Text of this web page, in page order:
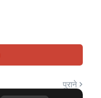
पुराने